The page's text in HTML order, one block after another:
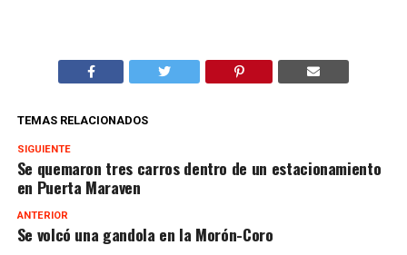
TEMAS RELACIONADOS
SIGUIENTE
Se quemaron tres carros dentro de un estacionamiento
en Puerta Maraven
ANTERIOR
Se volcó una gandola en la Morón-Coro